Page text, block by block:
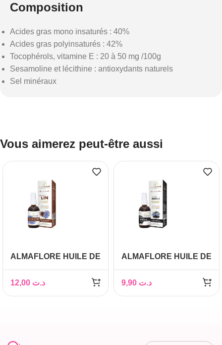
Composition
Acides gras mono insaturés : 40%
Acides gras polyinsaturés : 42%
Tocophérols, vitamine E : 20 à 50 mg /100g
Sesamoline et lécithine : antioxydants naturels
Sel minéraux
Vous aimerez peut-être aussi
ALMAFLORE HUILE DE
د.ت
ALMAFLORE HUILE DE
د.ت